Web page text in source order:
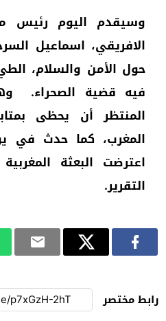
وسيقدم اليوم رئيس
الافريقي، اسماعيل
حول الأمن والسلام،
فيه قضية الصحراء.
المنتظر أن يحظى
المغرب، كما حدث في
اعترضت البعثة
التقرير.
رابط مختصر